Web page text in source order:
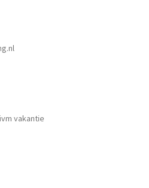
vakantie